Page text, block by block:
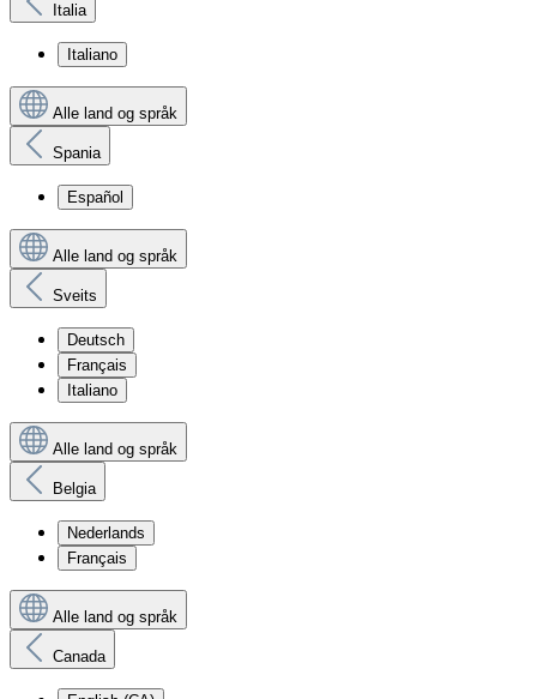
Italia
Italiano
Alle land og språk
Spania
Español
Alle land og språk
Sveits
Deutsch
Français
Italiano
Alle land og språk
Belgia
Nederlands
Français
Alle land og språk
Canada